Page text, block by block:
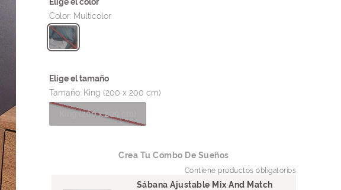
Color: Multicolor
Tamaño: King (200 x 200 cm)
King (200 x 200 cm)
Sábana Ajustable Mix And Match